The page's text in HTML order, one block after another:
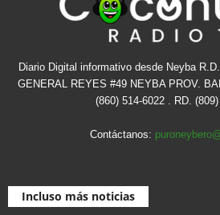
Diario Digital informativo desde Neyba
GENERAL REYES #49 NEYBA PROV.
(860) 514-6022 . RD.
Contáctanos:
Incluso más noticias